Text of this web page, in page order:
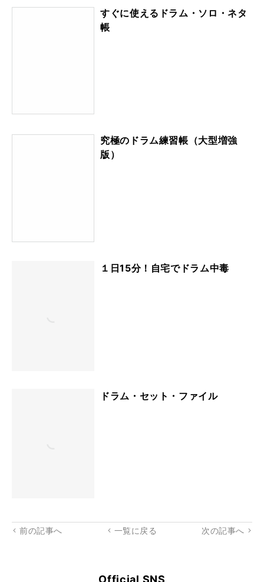
すぐに使えるドラム・ソロ・ネタ
帳
究極のドラム練習帳（大型増強
版）
１日15分！自宅でドラム中毒
ドラム・セット・ファイル
前の記事へ 一覧に戻る 次の記事へ
Official SNS